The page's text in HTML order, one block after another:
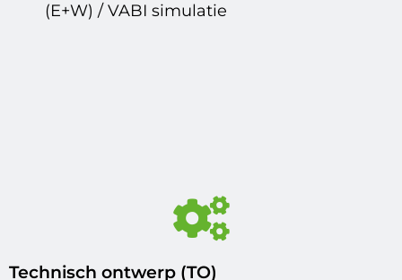
(E+W) / VABI simulatie
Technisch ontwerp (TO)